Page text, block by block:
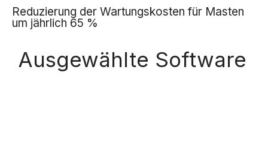
Reduzierung der Wartungskosten für Masten
um jährlich 65 %
Ausgewählte Software